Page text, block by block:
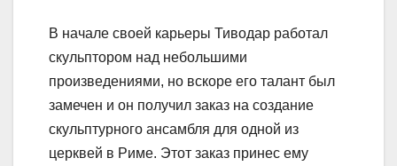
В начале своей карьеры Тиводар работал
скульптором над небольшими
произведениями, но вскоре его талант был
замечен и он получил заказ на создание
скульптурного ансамбля для одной из
церквей в Риме. Этот заказ принес ему